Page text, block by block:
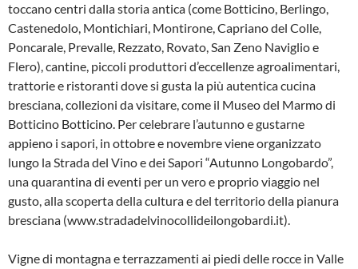
toccano centri dalla storia antica (come Botticino, Berlingo,
Castenedolo, Montichiari, Montirone, Capriano del Colle,
Poncarale, Prevalle, Rezzato, Rovato, San Zeno Naviglio e
Flero), cantine, piccoli produttori d’eccellenze agroalimentari,
trattorie e ristoranti dove si gusta la più autentica cucina
bresciana, collezioni da visitare, come il Museo del Marmo di
Botticino Botticino. Per celebrare l’autunno e gustarne
appieno i sapori, in ottobre e novembre viene organizzato
lungo la Strada del Vino e dei Sapori “Autunno Longobardo”,
una quarantina di eventi per un vero e proprio viaggio nel
gusto, alla scoperta della cultura e del territorio della pianura
bresciana (www.stradadelvinocollideilongobardi.it).
Vigne di montagna e terrazzamenti ai piedi delle rocce in Valle